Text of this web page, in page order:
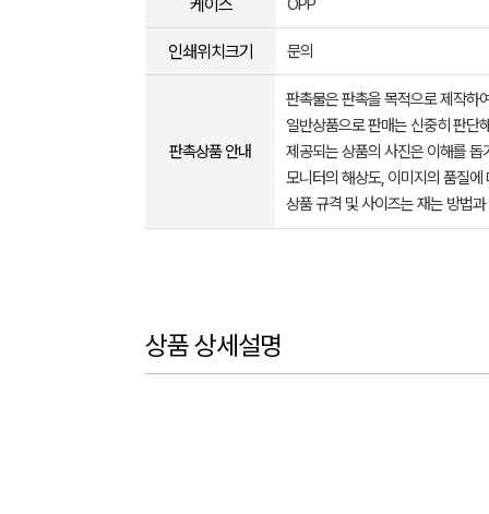
케이스 OPP
인쇄위치크기 문의
판촉상품 안내
판촉물은 판촉을 목적으로 제작하
일반상품으로 판매는 신중히 판단
제공되는 상품의 사진은 이해를
모니터의 해상도, 이미지의 품질
상품 규격 및 사이즈는 재는 방법
상품 상세설명